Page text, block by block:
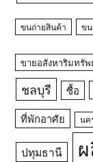
ขนถ่ายสินค้า ขน
ขายอสังหาริมทรัพ
ชลบุรี ซื้อ
ที่พักอาศัย นค
ปทุมธานี